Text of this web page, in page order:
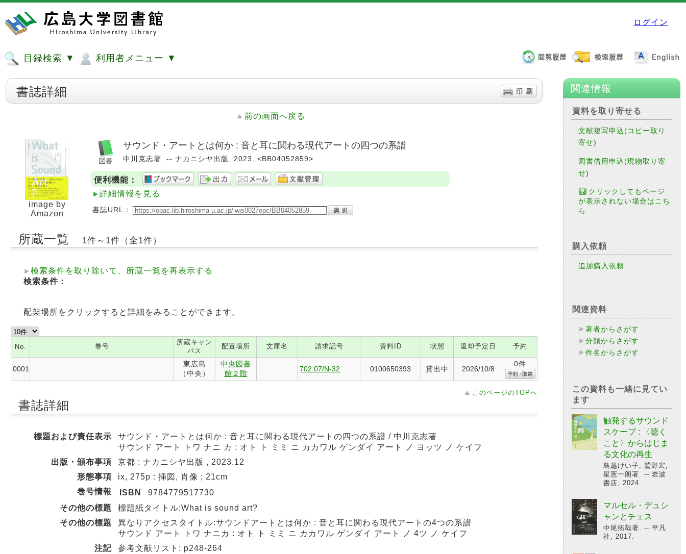
ログイン
目録検索 ▼ 利用者メニュー ▼
書誌詳細
前の画面へ戻る
image by
Amazon
サウンド・アートとは何か : 音と耳に関わる現代アートの四つの系譜
中川克志著. -- ナカニシヤ出版, 2023. <BB04052859>
便利機能：
詳細情報を見る
書誌URL：
所蔵一覧 1件～1件（全1件）
検索条件を取り除いて、所蔵一覧を再表示する
検索条件：
配架場所をクリックすると詳細をみることができます。
No. 巻号
所蔵キャン
パス
配置場所 文庫名 請求記号 資料ID 状態 返却予定日 予約
0001
東広島
（中央）
中央図書
館２階
702.07/N-32 0100650393 貸出中 2026/10/8
0件
このページのTOPへ
書誌詳細
標題および責任表示
サウンド・アートとは何か : 音と耳に関わる現代アートの四つの系譜 / 中川克志著
サウンド アート トワ ナニ カ : オト ト ミミ ニ カカワル ゲンダイ アート ノ ヨッツ ノ ケイフ
出版・頒布事項
京都 : ナカニシヤ出版 , 2023.12
形態事項
ix, 275p : 挿図, 肖像 ; 21cm
巻号情報
ISBN
9784779517730
その他の標題
標題紙タイトル:What is sound art?
その他の標題
異なりアクセスタイトル:サウンドアートとは何か : 音と耳に関わる現代アートの4つの系譜
サウンド アート トワ ナニカ : オト ト ミミ ニ カカワル ゲンダイ アート ノ 4ツ ノ ケイフ
注記
参考文献リスト: p248-264
関連情報
資料を取り寄せる
文献複写申込(コピー取り
寄せ)
図書借用申込(現物取り寄
せ)
クリックしてもページ
が表示されない場合はこち
ら
購入依頼
追加購入依頼
関連資料
著者からさがす
分類からさがす
件名からさがす
この資料も一緒に見てい
ます
触発するサウンド
スケープ : 〈聴く
こと〉からはじま
る文化の再生
鳥越けい子, 鷲野宏,
星憲一朗著. -- 岩波
書店, 2024.
マルセル・デュシ
ャンとチェス
中尾拓哉著. -- 平凡
社, 2017.